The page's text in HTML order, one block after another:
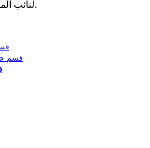
لنائب المدير العام للشئون الفنية.
قسم